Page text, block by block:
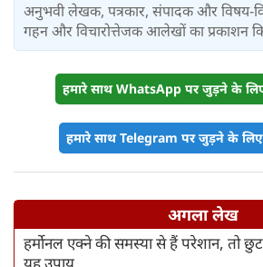
अनुभवी लेखक, पत्रकार, संपादक और विषय-
गहन और विचारोत्तेजक आलेखों का प्रकाशन
हमारे साथ WhatsApp पर जुड़ने के
हमारे साथ Telegram पर जुड़ने के
अगला लेख
हर्मोनल एक्ने की समस्या से हैं परेशान, तो